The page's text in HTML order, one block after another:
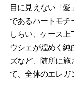
目に見えない「
であるハートモチ
しらい、ケース上
ウシェが煌めく純
ズなど、随所に施
て、全体のエレガ